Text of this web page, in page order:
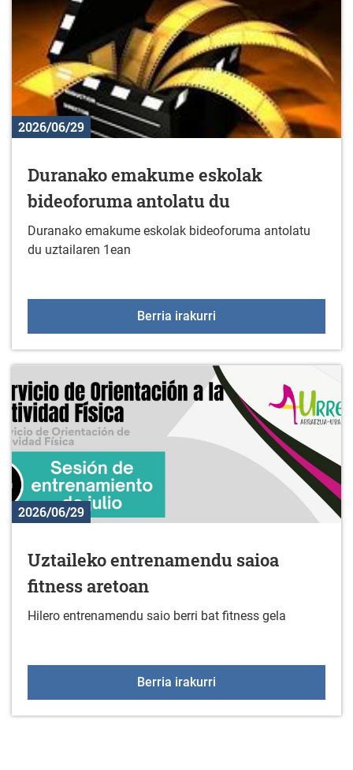
2026/06/29
Duranako emakume eskolak
bideoforuma antolatu du
Duranako emakume eskolak bideoforuma antolatu
du uztailaren 1ean
Berria irakurri
2026/06/29
Uztaileko entrenamendu saioa
fitness aretoan
Hilero entrenamendu saio berri bat fitness gela
Berria irakurri